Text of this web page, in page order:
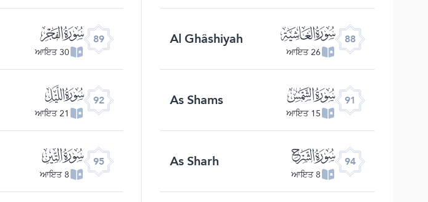
88 ﰅ
26 ਆਇਤ
Al Ghâshiyah
89 ﰆ
30 ਆਇਤ
91 ﰈ
15 ਆਇਤ
As Shams
92 ﰉ
21 ਆਇਤ
94 ﰋ
8 ਆਇਤ
As Sharh
95 ﰌ
8 ਆਇਤ